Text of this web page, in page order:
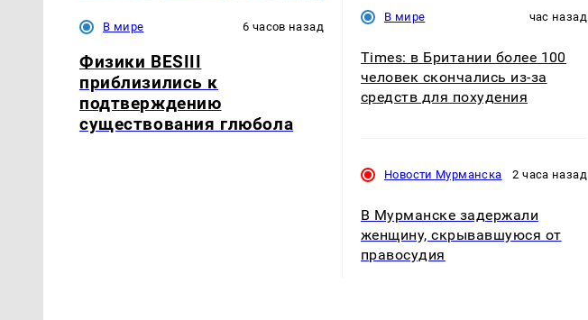
В мире 6 часов назад
Физики BESIII
приблизились к
подтверждению
существования глюбола
В мире час назад
Times: в Британии более 100
человек скончались из-за
средств для похудения
Новости Мурманска 2 часа назад
В Мурманске задержали
женщину, скрывавшуюся от
правосудия